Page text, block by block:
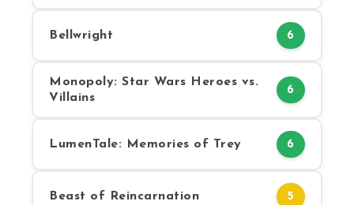
Bellwright 6
Monopoly: Star Wars Heroes vs.
Villains
6
LumenTale: Memories of Trey 6
Beast of Reincarnation 5